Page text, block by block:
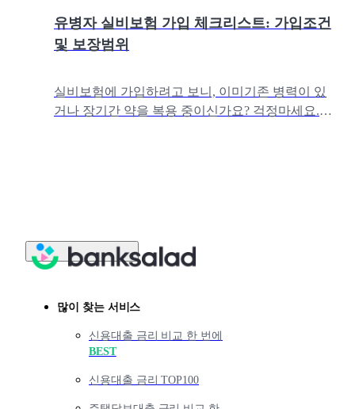
유병자 실비보험 가입 체크리스트: 가입조건
및 보장범위
실비보험에 가입하려고 보니, 이미기존 병력이 있
거나 장기간 약을 복용 중이신가요? 걱정마세요.
많이 찾는 서비스
신용대출 금리 비교 한 번에
BEST
신용대출 금리 TOP100